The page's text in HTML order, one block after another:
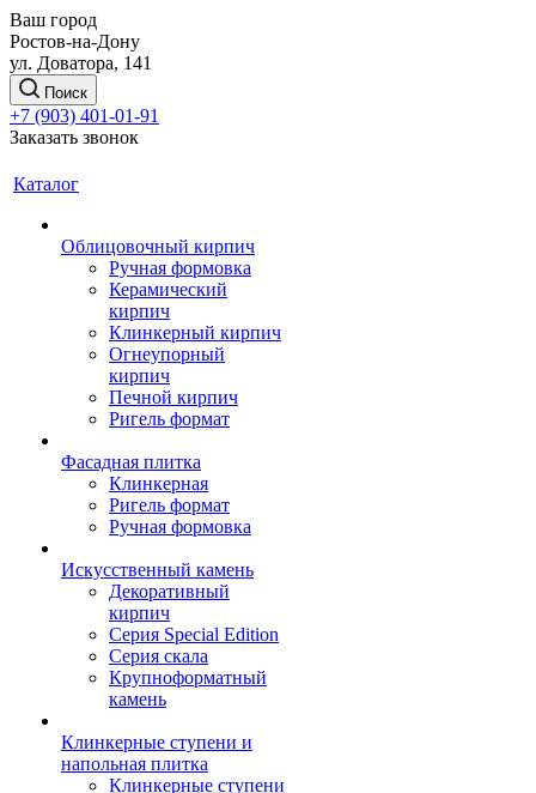
Ваш город
Ростов-на-Дону
ул. Доватора, 141
Поиск
+7 (903) 401-01-91
Заказать звонок
Каталог
Облицовочный кирпич
Ручная формовка
Керамический
кирпич
Клинкерный кирпич
Огнеупорный
кирпич
Печной кирпич
Ригель формат
Фасадная плитка
Клинкерная
Ригель формат
Ручная формовка
Искусственный камень
Декоративный
кирпич
Серия Special Edition
Серия скала
Крупноформатный
камень
Клинкерные ступени и
напольная плитка
Клинкерные ступени